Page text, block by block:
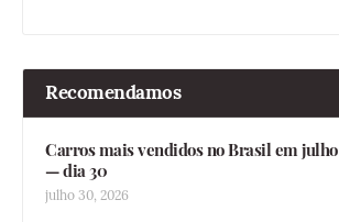
Recomendamos
Carros mais vendidos no Brasil em julho
— dia 30
julho 30, 2026